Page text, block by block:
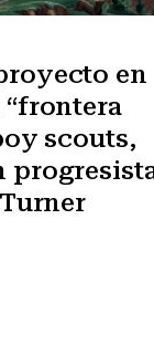
en
“frontera
scouts,